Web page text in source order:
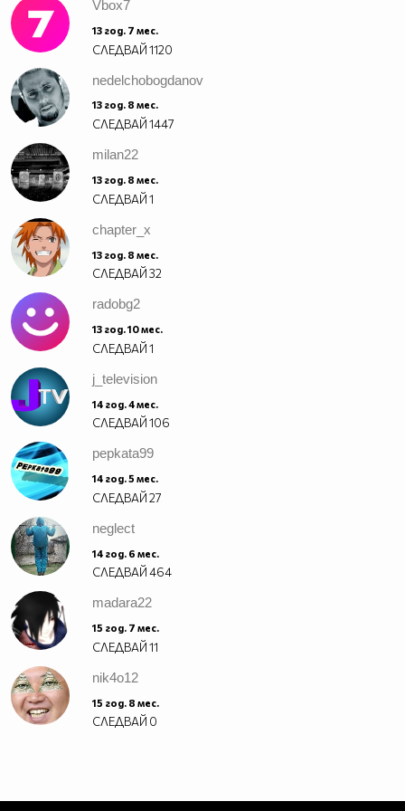
Vbоx7
13 год. 7 мес.
СЛЕДВАЙ1120
nedelchobogdanov
13 год. 8 мес.
СЛЕДВАЙ1447
milan22
13 год. 8 мес.
СЛЕДВАЙ1
chapter_x
13 год. 8 мес.
СЛЕДВАЙ32
radobg2
13 год. 10 мес.
СЛЕДВАЙ1
j_television
14 год. 4 мес.
СЛЕДВАЙ106
pepkata99
14 год. 5 мес.
СЛЕДВАЙ27
neglect
14 год. 6 мес.
СЛЕДВАЙ464
madara22
15 год. 7 мес.
СЛЕДВАЙ11
nik4o12
15 год. 8 мес.
СЛЕДВАЙ 0